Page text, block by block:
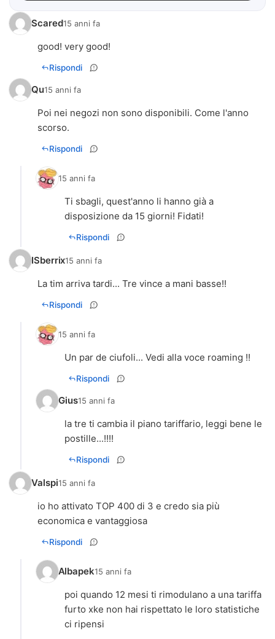
Scared15 anni fa
good! very good!
Rispondi
Qu15 anni fa
Poi nei negozi non sono disponibili. Come l'anno
scorso.
Rispondi
15 anni fa
Ti sbagli, quest'anno li hanno già a
disposizione da 15 giorni! Fidati!
Rispondi
ISberrix15 anni fa
La tim arriva tardi... Tre vince a mani basse!!
Rispondi
15 anni fa
Un par de ciufoli... Vedi alla voce roaming !!
Rispondi
Gius15 anni fa
la tre ti cambia il piano tariffario, leggi bene le
postille...!!!!
Rispondi
Valspi15 anni fa
io ho attivato TOP 400 di 3 e credo sia più
economica e vantaggiosa
Rispondi
Albapek15 anni fa
poi quando 12 mesi ti rimodulano a una tariffa
furto xke non hai rispettato le loro statistiche
ci ripensi